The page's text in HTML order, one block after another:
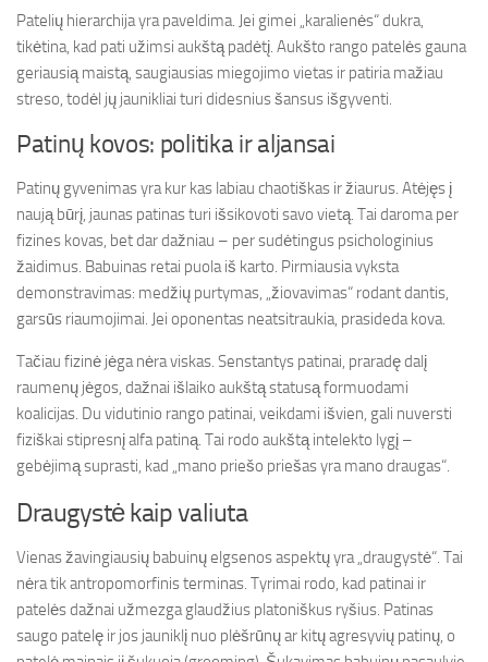
Patelių hierarchija yra paveldima. Jei gimei „karalienės“ dukra,
tikėtina, kad pati užimsi aukštą padėtį. Aukšto rango patelės gauna
geriausią maistą, saugiausias miegojimo vietas ir patiria mažiau
streso, todėl jų jaunikliai turi didesnius šansus išgyventi.
Patinų kovos: politika ir aljansai
Patinų gyvenimas yra kur kas labiau chaotiškas ir žiaurus. Atėjęs į
naują būrį, jaunas patinas turi išsikovoti savo vietą. Tai daroma per
fizines kovas, bet dar dažniau – per sudėtingus psichologinius
žaidimus. Babuinas retai puola iš karto. Pirmiausia vyksta
demonstravimas: medžių purtymas, „žiovavimas“ rodant dantis,
garsūs riaumojimai. Jei oponentas neatsitraukia, prasideda kova.
Tačiau fizinė jėga nėra viskas. Senstantys patinai, praradę dalį
raumenų jėgos, dažnai išlaiko aukštą statusą formuodami
koalicijas. Du vidutinio rango patinai, veikdami išvien, gali nuversti
fiziškai stipresnį alfa patiną. Tai rodo aukštą intelekto lygį –
gebėjimą suprasti, kad „mano priešo priešas yra mano draugas“.
Draugystė kaip valiuta
Vienas žavingiausių babuinų elgsenos aspektų yra „draugystė“. Tai
nėra tik antropomorfinis terminas. Tyrimai rodo, kad patinai ir
patelės dažnai užmezga glaudžius platoniškus ryšius. Patinas
saugo patelę ir jos jauniklį nuo plėšrūnų ar kitų agresyvių patinų, o